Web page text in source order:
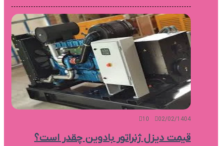
02/02/1404
10
قیمت دیزل ژنراتور بادوین چقدر است؟